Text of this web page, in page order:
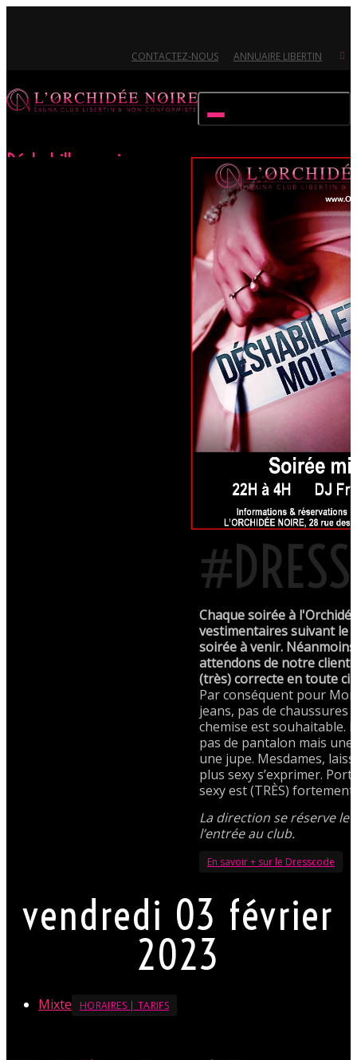
CONTACTEZ-NOUS ANNUAIRE LIBERTIN
Déshabillez-moi
Ouvert 7/7 - Pour toutes informations, contactez-nous au 02.51.72.21.81
Chaque soirée à
vestimentaires suivant le
soirée à venir.
attendons de notre
(très) correcte en toute
Par conséquent pour
jeans, pas de chaussures
chemise est souhaitable.
pas de pantalon mais
une jupe. Mesdames,
plus sexy s’exprimer.
sexy est (TRÈS)
La direction se réserve le
l’entrée au club.
En savoir + sur le Dresscode
vendredi 03 février
2023
Mixte HORAIRES | TARIFS